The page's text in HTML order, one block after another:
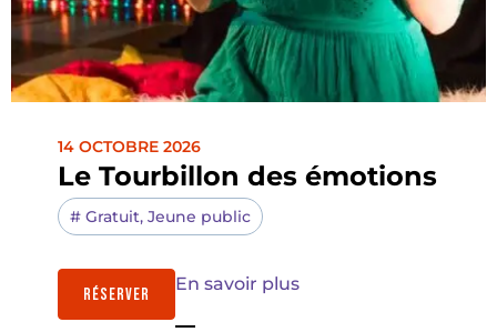
14 OCTOBRE 2026
Le Tourbillon des émotions
# Gratuit, Jeune public
RÉSERVER En savoir plus